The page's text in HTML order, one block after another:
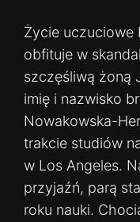
Życie uczuciowe
obfituje w
szczęśliwą żoną
imię i nazwisko
Nowakowska-
trakcie studiów
w Los Angeles.
przyjaźń, parą
roku nauki.